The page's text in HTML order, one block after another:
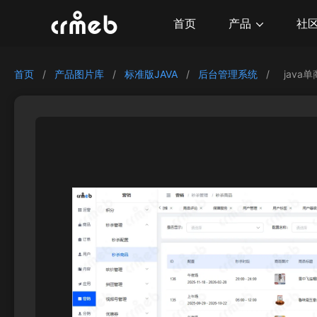
首页 产品 社
首页 / 产品图片库 / 标准版JAVA / 后台管理系统 / java单